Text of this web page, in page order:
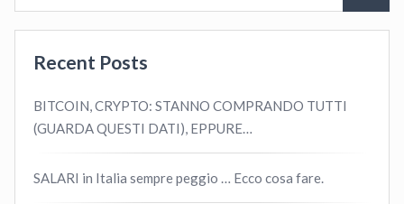
Recent Posts
BITCOIN, CRYPTO: STANNO COMPRANDO TUTTI
(GUARDA QUESTI DATI), EPPURE…
SALARI in Italia sempre peggio … Ecco cosa fare.